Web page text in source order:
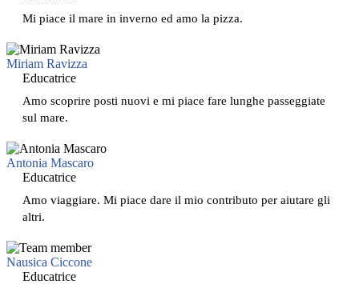
Mi piace il mare in inverno ed amo la pizza.
Miriam Ravizza
Educatrice
Amo scoprire posti nuovi e mi piace fare lunghe passeggiate
sul mare.
Antonia Mascaro
Educatrice
Amo viaggiare. Mi piace dare il mio contributo per aiutare gli
altri.
Nausica Ciccone
Educatrice